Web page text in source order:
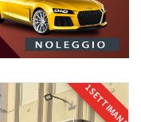
1 SETTIMANA